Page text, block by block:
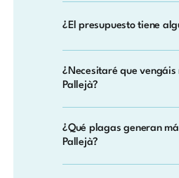
todos los requisitos
renovaciones de
expedientes de
¿El presupuesto tiene
gratuito y sin
evaluará tu situación en
precio cerrado antes
actuación.
¿Necesitaré que vengáis
Pallejà?
infestación. Te lo
diagnóstico inicial.
eliminan en una sola
¿Qué plagas generan
Pallejà?